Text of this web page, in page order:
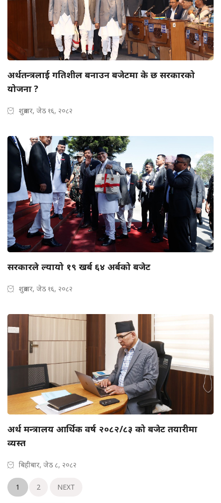
अर्थतन्त्रलाई गतिशील बनाउन बजेटमा के छ सरकारको
योजना ?
शुक्रबार, जेठ १६, २०८२
सरकारले ल्यायो १९ खर्ब ६४ अर्बको बजेट
शुक्रबार, जेठ १६, २०८२
अर्थ मन्त्रालय आर्थिक वर्ष २०८२/८३ को बजेट तयारीमा
व्यस्त
बिहीबार, जेठ ८, २०८२
1 2 NEXT